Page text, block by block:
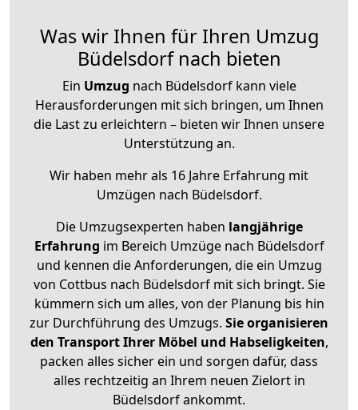
Was wir Ihnen für Ihren Umzug
Büdelsdorf nach bieten
Ein Umzug nach Büdelsdorf kann viele
Herausforderungen mit sich bringen, um Ihnen
die Last zu erleichtern – bieten wir Ihnen unsere
Unterstützung an.
Wir haben mehr als 16 Jahre Erfahrung mit
Umzügen nach Büdelsdorf.
Die Umzugsexperten haben langjährige
Erfahrung im Bereich Umzüge nach Büdelsdorf
und kennen die Anforderungen, die ein Umzug
von Cottbus nach Büdelsdorf mit sich bringt. Sie
kümmern sich um alles, von der Planung bis hin
zur Durchführung des Umzugs. Sie organisieren
den Transport Ihrer Möbel und Habseligkeiten,
packen alles sicher ein und sorgen dafür, dass
alles rechtzeitig an Ihrem neuen Zielort in
Büdelsdorf ankommt.